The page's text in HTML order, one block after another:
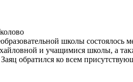
школы
и учащимися школы, а
обратился ко всем